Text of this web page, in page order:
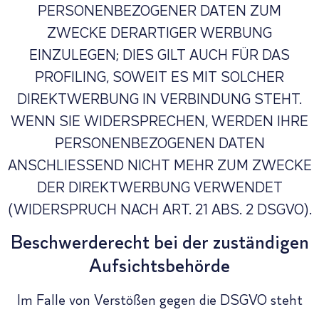
PERSONENBEZOGENER DATEN ZUM
ZWECKE DERARTIGER WERBUNG
EINZULEGEN; DIES GILT AUCH FÜR DAS
PROFILING, SOWEIT ES MIT SOLCHER
DIREKTWERBUNG IN VERBINDUNG STEHT.
WENN SIE WIDERSPRECHEN, WERDEN IHRE
PERSONENBEZOGENEN DATEN
ANSCHLIESSEND NICHT MEHR ZUM ZWECKE
DER DIREKTWERBUNG VERWENDET
(WIDERSPRUCH NACH ART. 21 ABS. 2 DSGVO).
Beschwerde­recht bei der zuständigen
Aufsichts­behörde
Im Falle von Verstößen gegen die DSGVO steht